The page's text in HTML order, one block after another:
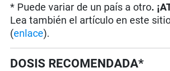
* Puede variar de un país a otro.
Lea también el artículo en este
(enlace).
DOSIS RECOMENDADA*